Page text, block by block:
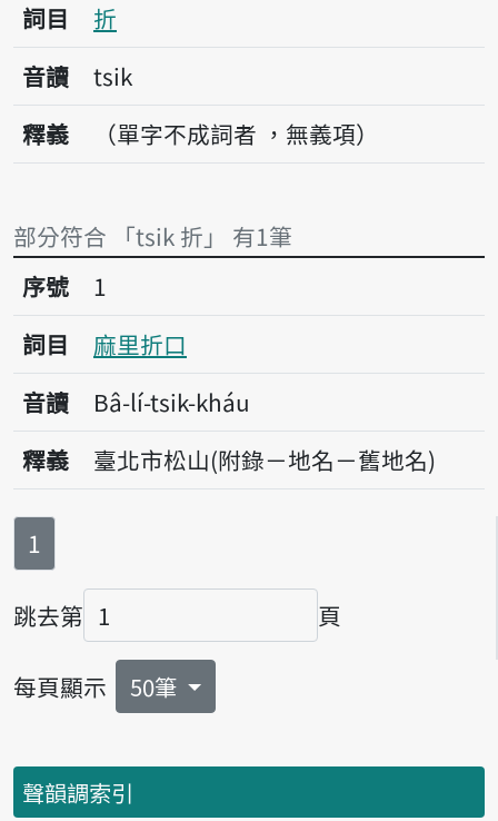
詞目
折
音讀
tsik
釋義
（單字不成詞者 ，無義項）
部分符合 「tsik 折」 有1筆
序號1麻里折口
序號
1
詞目
麻里折口
音讀
Bâ-lí-tsik-kháu
釋義
臺北市松山(附錄－地名－舊地名)
第
1
跳去第
頁碼
頁
每頁顯示 50筆
聲韻調索引